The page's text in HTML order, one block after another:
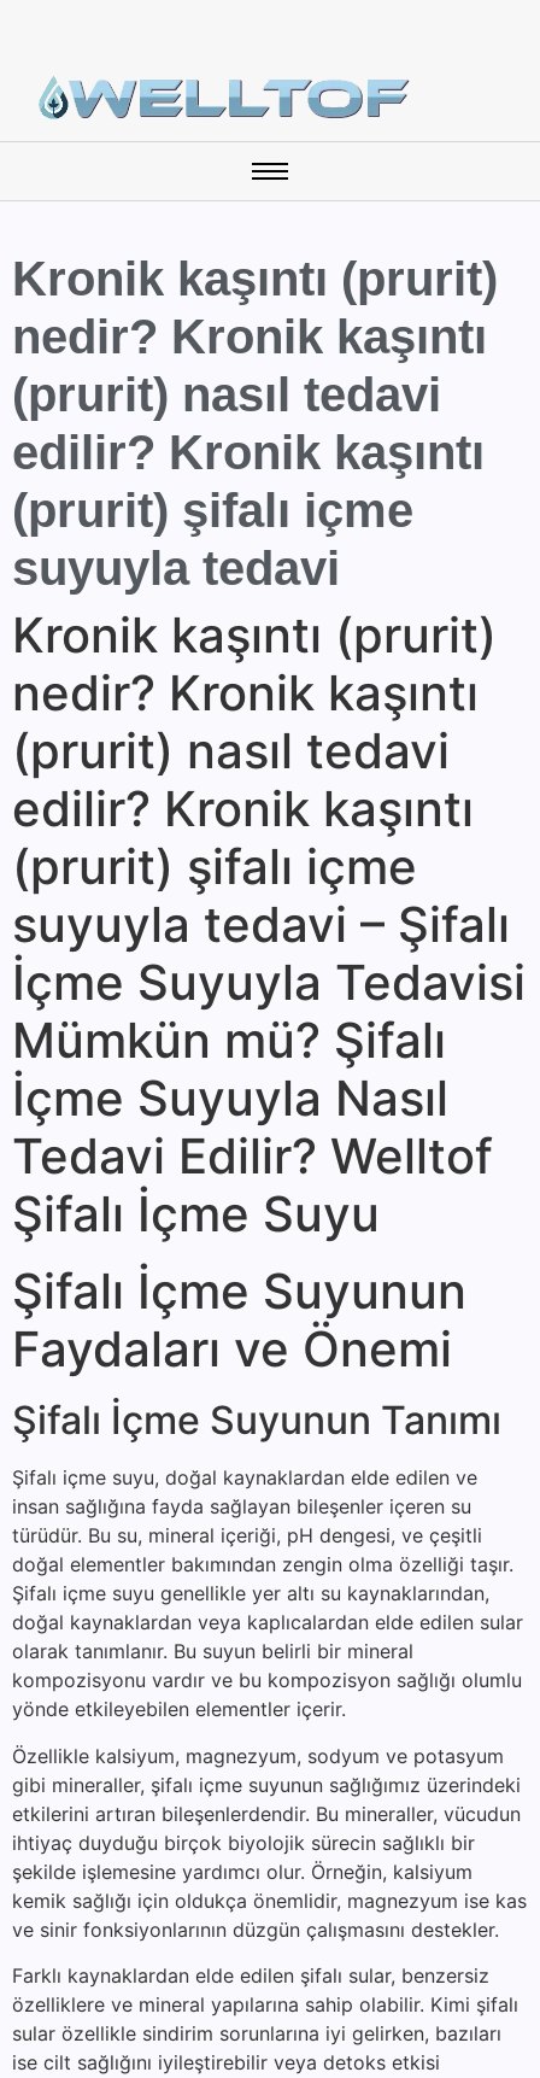
Kronik kaşıntı (prurit)
nedir? Kronik kaşıntı
(prurit) nasıl tedavi
edilir? Kronik kaşıntı
(prurit) şifalı içme
suyuyla tedavi
Kronik kaşıntı (prurit)
nedir? Kronik kaşıntı
(prurit) nasıl tedavi
edilir? Kronik kaşıntı
(prurit) şifalı içme
suyuyla tedavi – Şifalı
İçme Suyuyla Tedavisi
Mümkün mü? Şifalı
İçme Suyuyla Nasıl
Tedavi Edilir? Welltof
Şifalı İçme Suyu
Şifalı İçme Suyunun
Faydaları ve Önemi
Şifalı İçme Suyunun Tanımı
Şifalı içme suyu, doğal kaynaklardan elde edilen ve
insan sağlığına fayda sağlayan bileşenler içeren su
türüdür. Bu su, mineral içeriği, pH dengesi, ve çeşitli
doğal elementler bakımından zengin olma özelliği taşır.
Şifalı içme suyu genellikle yer altı su kaynaklarından,
doğal kaynaklardan veya kaplıcalardan elde edilen sular
olarak tanımlanır. Bu suyun belirli bir mineral
kompozisyonu vardır ve bu kompozisyon sağlığı olumlu
yönde etkileyebilen elementler içerir.
Özellikle kalsiyum, magnezyum, sodyum ve potasyum
gibi mineraller, şifalı içme suyunun sağlığımız üzerindeki
etkilerini artıran bileşenlerdendir. Bu mineraller, vücudun
ihtiyaç duyduğu birçok biyolojik sürecin sağlıklı bir
şekilde işlemesine yardımcı olur. Örneğin, kalsiyum
kemik sağlığı için oldukça önemlidir, magnezyum ise kas
ve sinir fonksiyonlarının düzgün çalışmasını destekler.
Farklı kaynaklardan elde edilen şifalı sular, benzersiz
özelliklere ve mineral yapılarına sahip olabilir. Kimi şifalı
sular özellikle sindirim sorunlarına iyi gelirken, bazıları
ise cilt sağlığını iyileştirebilir veya detoks etkisi